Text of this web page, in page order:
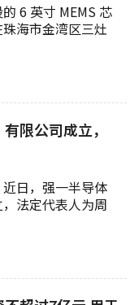
6 英寸 MEMS 芯
海市金湾区三灶
限公司成立，
日，强一半导体
，法定代表人为周